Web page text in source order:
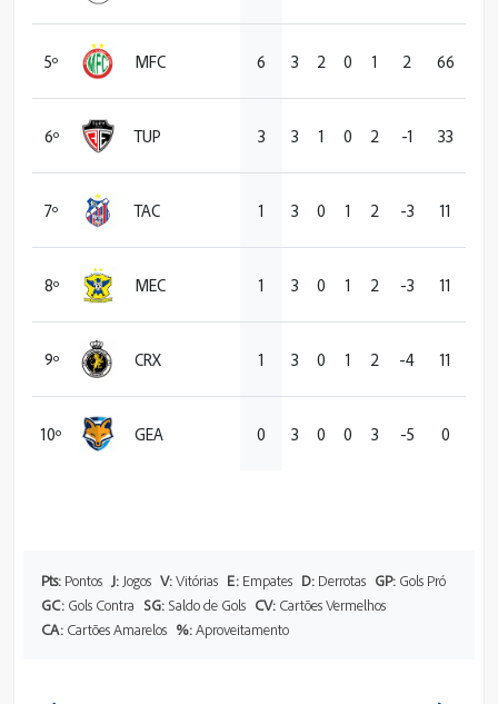
5º MFC 6 3 2 0 1 2 66
6º TUP 3 3 1 0 2 -1 33
7º TAC 1 3 0 1 2 -3 11
8º MEC 1 3 0 1 2 -3 11
9º CRX 1 3 0 1 2 -4 11
10º GEA 0 3 0 0 3 -5 0
Pts: Pontos J: Jogos V:Vitórias E: Empates D: Derrotas GP: Gols Pró
GC: Gols Contra SG: Saldo de Gols CV: Cartões Vermelhos
CA: Cartões Amarelos %:Aproveitamento